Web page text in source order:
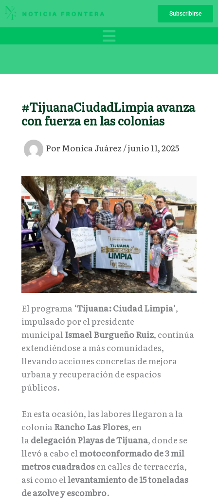
Ir
al
Subscribirse
#TijuanaCiudadLimpia avanza
con fuerza en las colonias
PorMonica Juárez/junio 11, 2025
El programa ‘Tijuana: Ciudad Limpia’,
impulsado por el presidente
municipal Ismael Burgueño Ruiz, continúa
extendiéndose a más comunidades,
llevando acciones concretas de mejora
urbana y recuperación de espacios
públicos.
En esta ocasión, las labores llegaron a la
colonia Rancho Las Flores, en
la delegación Playas de Tijuana, donde se
llevó a cabo el motoconformado de 3 mil
metros cuadradosen calles de terracería,
así como el levantamiento de 15 toneladas
de azolve y escombro.